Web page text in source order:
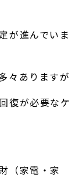
が進んでいま
々ありますが
復が必要なケ
（家電・家